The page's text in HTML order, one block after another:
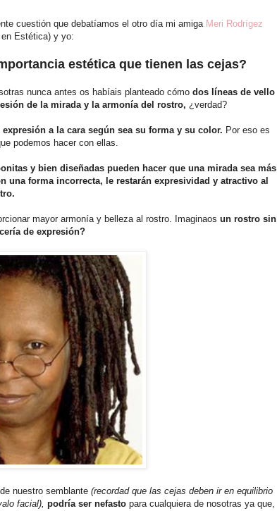
cuestión que debatíamos el otro día mi amiga Meri Rodrígez
Estética) y yo:
estética que tienen las cejas?
nunca antes os habíais planteado cómodos líneas de vello
de la mirada y la armonía del rostro, ¿verdad?
a la cara según sea su forma y su color. Por eso es
podemos hacer con ellas.
y bien diseñadas pueden hacer que una mirada sea más
una forma incorrecta, le restarán expresividad y atractivo al
mayor armonía y belleza al rostro. Imaginaos un rostro sin
de expresión?
nuestro semblante (recordad que las cejas deben ir en equilibrio
facial), podría ser nefasto para cualquiera de nosotras ya que,